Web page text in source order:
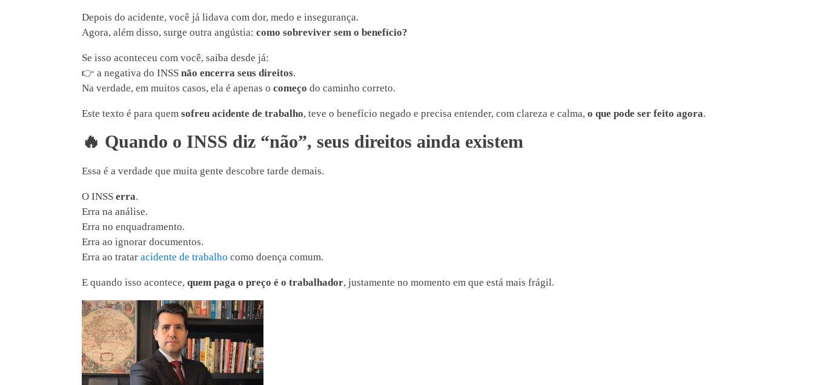
Depois do acidente, você já lidava com dor, medo e insegurança.
Agora, além disso, surge outra angústia: como sobreviver sem o benefício?
Se isso aconteceu com você, saiba desde já:
👉 a negativa do INSSnão encerra seus direitos.
Na verdade, em muitos casos, ela é apenas o começo do caminho correto.
Este texto é para quem sofreu acidente de trabalho, teve o benefício negado e precisa entender, com clareza e calma, o que pode ser feito agora.
🔥 Quando o INSS diz “não”, seus direitos ainda existem
Essa é a verdade que muita gente descobre tarde demais.
O INSS erra.
Erra na análise.
Erra no enquadramento.
Erra ao ignorar documentos.
Erra ao tratar acidente de trabalho como doença comum.
E quando isso acontece, quem paga o preço é o trabalhador, justamente no momento em que está mais frágil.